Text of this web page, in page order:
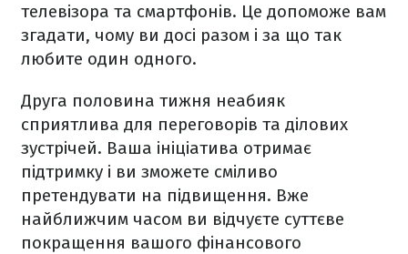
телевізора та смартфонів. Це допоможе вам
згадати, чому ви досі разом і за що так
любите один одного.
Друга половина тижня неабияк
сприятлива для переговорів та ділових
зустрічей. Ваша ініціатива отримає
підтримку і ви зможете сміливо
претендувати на підвищення. Вже
найближчим часом ви відчуєте суттєве
покращення вашого фінансового